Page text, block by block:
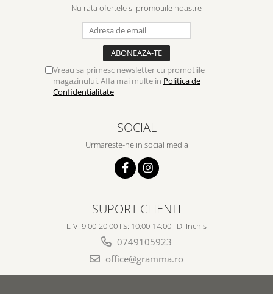
Nu rata ofertele si promotiile noastre
Vreau sa primesc newsletter cu promotiile
magazinului. Afla mai multe in Politica de
Confidentialitate
SOCIAL
Urmareste-ne in social media
SUPORT CLIENTI
L-V: 9:00-20:00 I S: 10:00-14:00 I D: Inchis
0749105923
office@gramma.ro